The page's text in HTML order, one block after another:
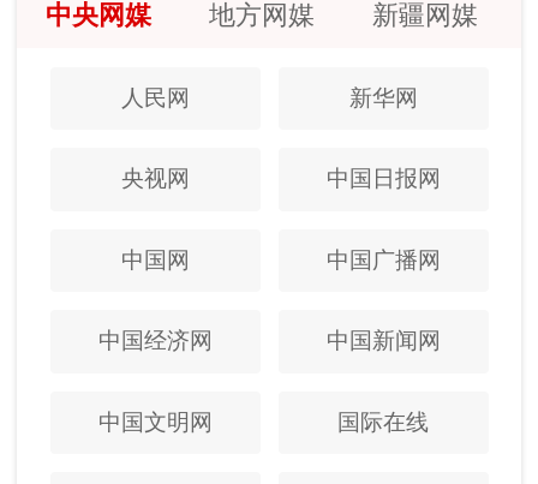
中央网媒 地方网媒 新疆网媒
人民网 新华网
央视网 中国日报网
中国网 中国广播网
中国经济网 中国新闻网
中国文明网 国际在线